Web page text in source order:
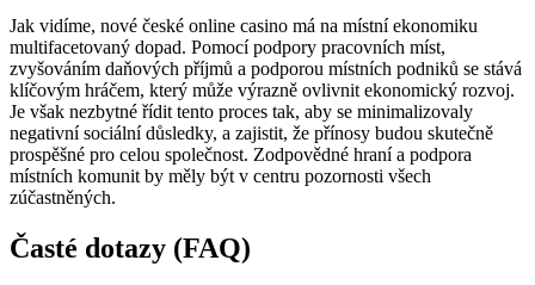
Jak vidíme, nové české online casino má na místní ekonomiku
multifacetovaný dopad. Pomocí podpory pracovních míst,
zvyšováním daňových příjmů a podporou místních podniků se stává
klíčovým hráčem, který může výrazně ovlivnit ekonomický rozvoj.
Je však nezbytné řídit tento proces tak, aby se minimalizovaly
negativní sociální důsledky, a zajistit, že přínosy budou skutečně
prospěšné pro celou společnost. Zodpovědné hraní a podpora
místních komunit by měly být v centru pozornosti všech
zúčastněných.
Časté dotazy (FAQ)